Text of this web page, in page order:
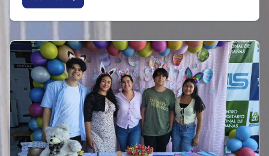
optar a la Licenciatura en Trabajo Social de la
Universidad Luterana Salvadoreña, Centro
Universitario Regional de Cabañas (CURC ULS).